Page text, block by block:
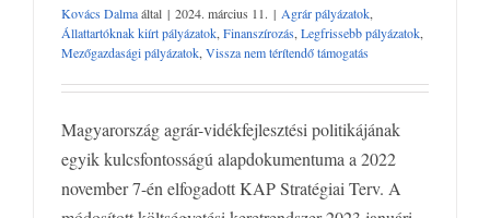
Agrár pályázatok Állattartóknak kiírt pályázatok Finanszírozás
Legfrissebb pályázatok Mezőgazdasági pályázatok Vissza nem
térítendő támogatás
Kovács Dalmaáltal | 2024. március 11. | Agrár pályázatok
Állattartóknak kiírt pályázatok Finanszírozás Legfrissebb pályázatok
Mezőgazdasági pályázatok Vissza nem térítendő támogatás
Magyarország agrár-vidékfejlesztési politikájának
egyik kulcsfontosságú alapdokumentuma a 2022
november 7-én elfogadott KAP Stratégiai Terv. A